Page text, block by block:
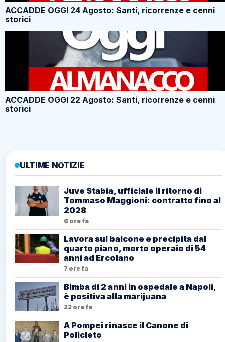
ACCADDE OGGI 24 Agosto: Santi, ricorrenze e cenni
storici
ACCADDE OGGI 22 Agosto: Santi, ricorrenze e cenni
storici
ULTIME NOTIZIE
Juve Stabia, ufficiale il ritorno di
Tommaso Maggioni: contratto fino al
2028
6 ore fa
Lavora sul balcone e precipita dal
quarto piano, morto operaio di 54
anni ad Ercolano
7 ore fa
Bimba di 2 anni in ospedale a Napoli,
è positiva alla marijuana
22 ore fa
A Pompei rinasce il Canone di
Policleto